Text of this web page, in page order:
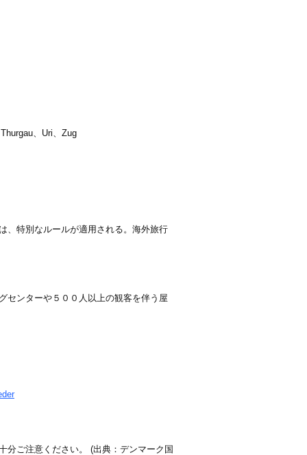
、Uri、Zug
、特別なルールが適用される。海外旅行
センターや５００人以上の観客を伴う屋
分ご注意ください。 (出典：デンマーク国